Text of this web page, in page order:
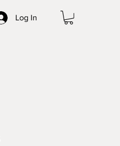
Log In